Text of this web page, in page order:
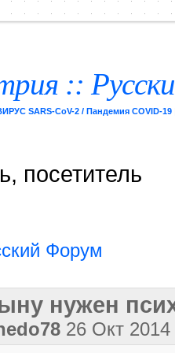
::
SARS-CoV-2 / Пандемия COVID-19
посетитель
Форум
нужен
26 Окт 2014